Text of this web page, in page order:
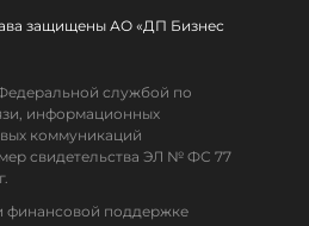
защищены АО «ДП Бизнес
службой по
информационных
коммуникаций
свидетельства ЭЛ № ФС 77
финансовой поддержке